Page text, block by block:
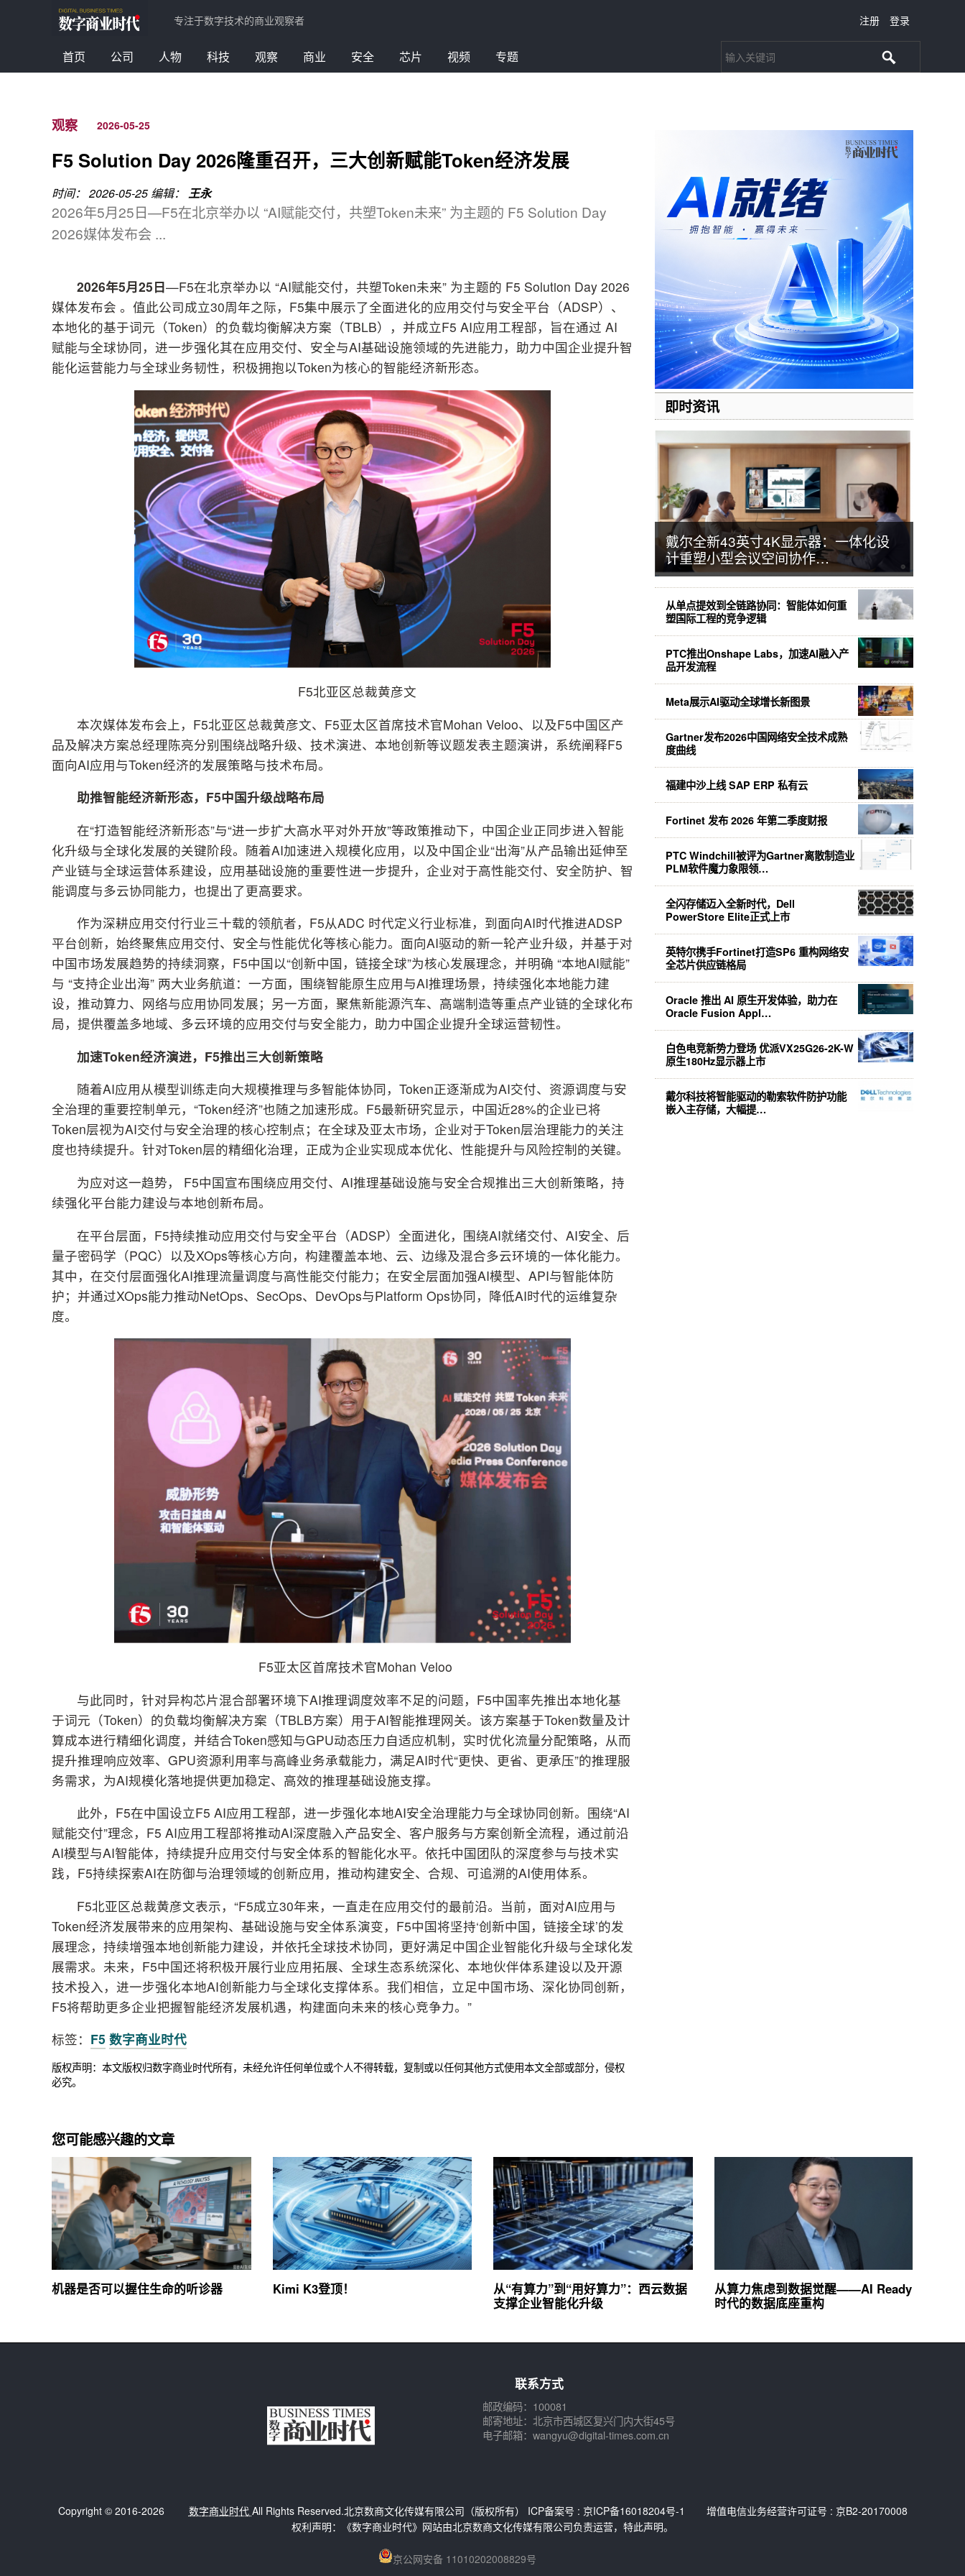
专注于数字技术的商业观察者 注册 登录
首页 公司 人物 科技 观察 商业 安全 芯片 视频 专题
观察 2026-05-25
F5 Solution Day 2026隆重召开，三大创新赋能Token经济发展
时间： 2026-05-25编辑： 王永
2026年5月25日—F5在北京举办以 “AI赋能交付，共塑Token未来” 为主题的 F5 Solution Day
2026媒体发布会 ...
2026年5月25日—F5在北京举办以 “AI赋能交付，共塑Token未来” 为主题的 F5 Solution Day 2026
媒体发布会 。值此公司成立30周年之际，F5集中展示了全面进化的应用交付与安全平台（ADSP）、
本地化的基于词元（Token）的负载均衡解决方案（TBLB），并成立F5 AI应用工程部，旨在通过 AI
赋能与全球协同，进一步强化其在应用交付、安全与AI基础设施领域的先进能力，助力中国企业提升智
能化运营能力与全球业务韧性，积极拥抱以Token为核心的智能经济新形态。
F5北亚区总裁黄彦文
本次媒体发布会上，F5北亚区总裁黄彦文、F5亚太区首席技术官Mohan Veloo、以及F5中国区产
品及解决方案总经理陈亮分别围绕战略升级、技术演进、本地创新等议题发表主题演讲，系统阐释F5
面向AI应用与Token经济的发展策略与技术布局。
助推智能经济新形态， F5中国升级战略布局
在“打造智能经济新形态”与“进一步扩大高水平对外开放”等政策推动下，中国企业正同步进入智能
化升级与全球化发展的关键阶段。随着AI加速进入规模化应用，以及中国企业“出海”从产品输出延伸至
产业链与全球运营体系建设，应用基础设施的重要性进一步提升，企业对于高性能交付、安全防护、智
能调度与多云协同能力，也提出了更高要求。
作为深耕应用交付行业三十载的领航者，F5从ADC 时代定义行业标准，到面向AI时代推进ADSP
平台创新，始终聚焦应用交付、安全与性能优化等核心能力。面向AI驱动的新一轮产业升级，并基于对
中国市场发展趋势的持续洞察，F5中国以“创新中国，链接全球”为核心发展理念，并明确 “本地AI赋能”
与 “支持企业出海” 两大业务航道：一方面，围绕智能原生应用与AI推理场景，持续强化本地能力建
设，推动算力、网络与应用协同发展；另一方面，聚焦新能源汽车、高端制造等重点产业链的全球化布
局，提供覆盖多地域、多云环境的应用交付与安全能力，助力中国企业提升全球运营韧性。
加速Token经济演进， F5推出三大创新策略
随着AI应用从模型训练走向大规模推理与多智能体协同，Token正逐渐成为AI交付、资源调度与安
全治理的重要控制单元，“Token经济”也随之加速形成。F5最新研究显示，中国近28%的企业已将
Token层视为AI交付与安全治理的核心控制点；在全球及亚太市场，企业对于Token层治理能力的关注
度也持续提升。针对Token层的精细化治理，正成为企业实现成本优化、性能提升与风险控制的关键。
为应对这一趋势， F5中国宣布围绕应用交付、AI推理基础设施与安全合规推出三大创新策略，持
续强化平台能力建设与本地创新布局。
在平台层面，F5持续推动应用交付与安全平台（ADSP）全面进化，围绕AI就绪交付、AI安全、后
量子密码学（PQC）以及XOps等核心方向，构建覆盖本地、云、边缘及混合多云环境的一体化能力。
其中，在交付层面强化AI推理流量调度与高性能交付能力；在安全层面加强AI模型、API与智能体防
护；并通过XOps能力推动NetOps、SecOps、DevOps与Platform Ops协同，降低AI时代的运维复杂
度。
F5亚太区首席技术官Mohan Veloo
与此同时，针对异构芯片混合部署环境下AI推理调度效率不足的问题，F5中国率先推出本地化基
于词元（Token）的负载均衡解决方案（TBLB方案）用于AI智能推理网关。该方案基于Token数量及计
算成本进行精细化调度，并结合Token感知与GPU动态压力自适应机制，实时优化流量分配策略，从而
提升推理响应效率、GPU资源利用率与高峰业务承载能力，满足AI时代“更快、更省、更承压”的推理服
务需求，为AI规模化落地提供更加稳定、高效的推理基础设施支撑。
此外，F5在中国设立F5 AI应用工程部，进一步强化本地AI安全治理能力与全球协同创新。围绕“AI
赋能交付”理念，F5 AI应用工程部将推动AI深度融入产品安全、客户服务与方案创新全流程，通过前沿
AI模型与AI智能体，持续提升应用交付与安全体系的智能化水平。依托中国团队的深度参与与技术实
践，F5持续探索AI在防御与治理领域的创新应用，推动构建安全、合规、可追溯的AI使用体系。
F5北亚区总裁黄彦文表示，“F5成立30年来，一直走在应用交付的最前沿。当前，面对AI应用与
Token经济发展带来的应用架构、基础设施与安全体系演变，F5中国将坚持‘创新中国，链接全球’的发
展理念，持续增强本地创新能力建设，并依托全球技术协同，更好满足中国企业智能化升级与全球化发
展需求。未来，F5中国还将积极开展行业应用拓展、全球生态系统深化、本地伙伴体系建设以及开源
技术投入，进一步强化本地AI创新能力与全球化支撑体系。我们相信，立足中国市场、深化协同创新，
F5将帮助更多企业把握智能经济发展机遇，构建面向未来的核心竞争力。”
标签： F5 数字商业时代
版权声明：本文版权归数字商业时代所有，未经允许任何单位或个人不得转载，复制或以任何其他方式使用本文全部或部分，侵权
必究。
即时资讯
戴尔全新43英寸4K显示器：一体化设
计重塑小型会议空间协作…
从单点提效到全链路协同：智能体如何重
塑国际工程的竞争逻辑
PTC推出Onshape Labs，加速AI融入产
品开发流程
Meta展示AI驱动全球增长新图景
Gartner发布2026中国网络安全技术成熟
度曲线
福建中沙上线 SAP ERP 私有云
Fortinet 发布 2026 年第二季度财报
PTC Windchill被评为Gartner离散制造业
PLM软件魔力象限领…
全闪存储迈入全新时代，Dell
PowerStore Elite正式上市
英特尔携手Fortinet打造SP6 重构网络安
全芯片供应链格局
Oracle 推出 AI 原生开发体验，助力在
Oracle Fusion Appl…
白色电竞新势力登场 优派VX25G26-2K-W
原生180Hz显示器上市
戴尔科技将智能驱动的勒索软件防护功能
嵌入主存储，大幅提…
您可能感兴趣的文章
机器是否可以握住生命的听诊器 Kimi K3登顶！
从“有算力”到“用好算力”：西云数据
支撑企业智能化升级
从算力焦虑到数据觉醒——AI Ready
时代的数据底座重构
联系方式
邮政编码：100081
邮寄地址：北京市西城区复兴门内大街45号
电子邮箱：wangyu@digital-times.com.cn
Copyright © 2016-2026 数字商业时代 All Rights Reserved.北京数商文化传媒有限公司（版权所有） ICP备案号 : 京ICP备16018204号-1
增值电信业务经营许可证号 : 京B2-20170008
权利声明：《数字商业时代》网站由北京数商文化传媒有限公司负责运营，特此声明。
京公网安备 11010202008829号